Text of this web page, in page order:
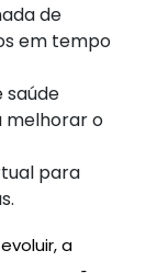
de
em tempo
saúde
melhorar o
para
a